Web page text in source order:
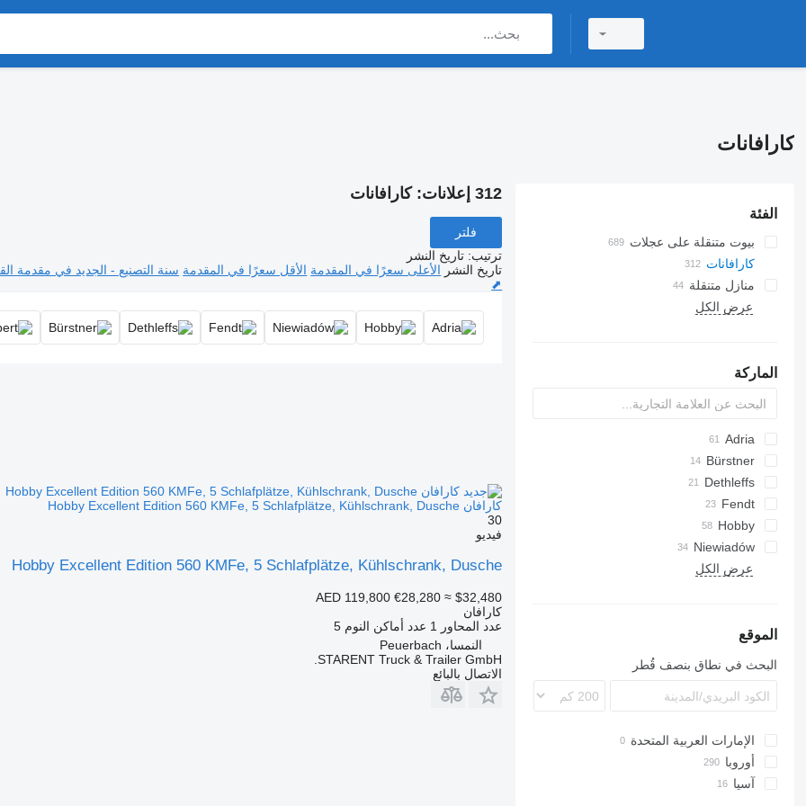
كارافانات
الفئة
بيوت متنقلة على عجلات
تحويلات الشاحنة المقفلة الصغيرة
عربات سكنية متنقلة شبه متكاملة
عربات سكنية متنقلة مدمجة
كارافانات
منازل متنقلة
عرض الكل
الماركة
Adria
Action
Adora
Alpina
Altea
Aviva
Bürstner
Premio
Ventana
Calista
HY
Dethleffs
Beduin
Camper
DTEAFendt
Bianco
Diamant
Tendenza
Hobby
De Luxe
Excellent
Eriba
Sport
Südwind
Niewiadów
N-series
Da Vinci
CaraOne
عرض الكل
الموقع
البحث في نطاق بنصف قُطر
الإمارات العربية المتحدة
أوروبا
آسيا
312 إعلانات: كارافانات
فلتر
ترتيب: تاريخ النشر
تاريخ النشر الأعلى سعرًا في المقدمة الأقل سعرًا في المقدمة سنة التصنيع - الجديد في مقدمة
⬈
كارافان Hobby Excellent Edition 560 KMFe, 5 Schlafplätze, Kühlschrank, Dusche
30
فيديو
Hobby Excellent Edition 560 KMFe, 5 Schlafplätze, Kühlschrank, Dusche
AED 119,800 €28,280 ≈ $32,480
كارافان
عدد المحاور
1 عدد أماكن النوم 5
النمسا، Peuerbach
STARENT Truck & Trailer GmbH.
الاتصال بالبائع